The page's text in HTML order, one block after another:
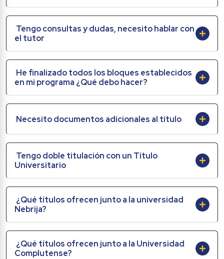
Tengo consultas y dudas, necesito hablar con
el tutor
He finalizado todos los bloques establecidos
en mi programa ¿Qué debo hacer?
Necesito documentos adicionales al título
Tengo doble titulación con un Título
Universitario
¿Qué títulos ofrecen junto a la universidad
Nebrija?
¿Qué títulos ofrecen junto a la Universidad
Complutense?